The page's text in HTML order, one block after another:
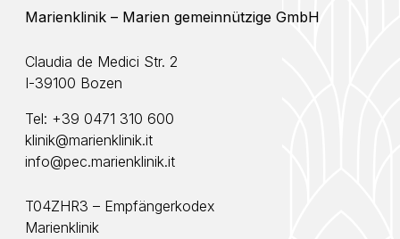
Marienklinik – Marien gemeinnützige GmbH
Claudia de Medici Str. 2
I-39100 Bozen
Tel: +39 0471 310 600
klinik@marienklinik.it
info@pec.marienklinik.it
T04ZHR3 – Empfängerkodex
Marienklinik